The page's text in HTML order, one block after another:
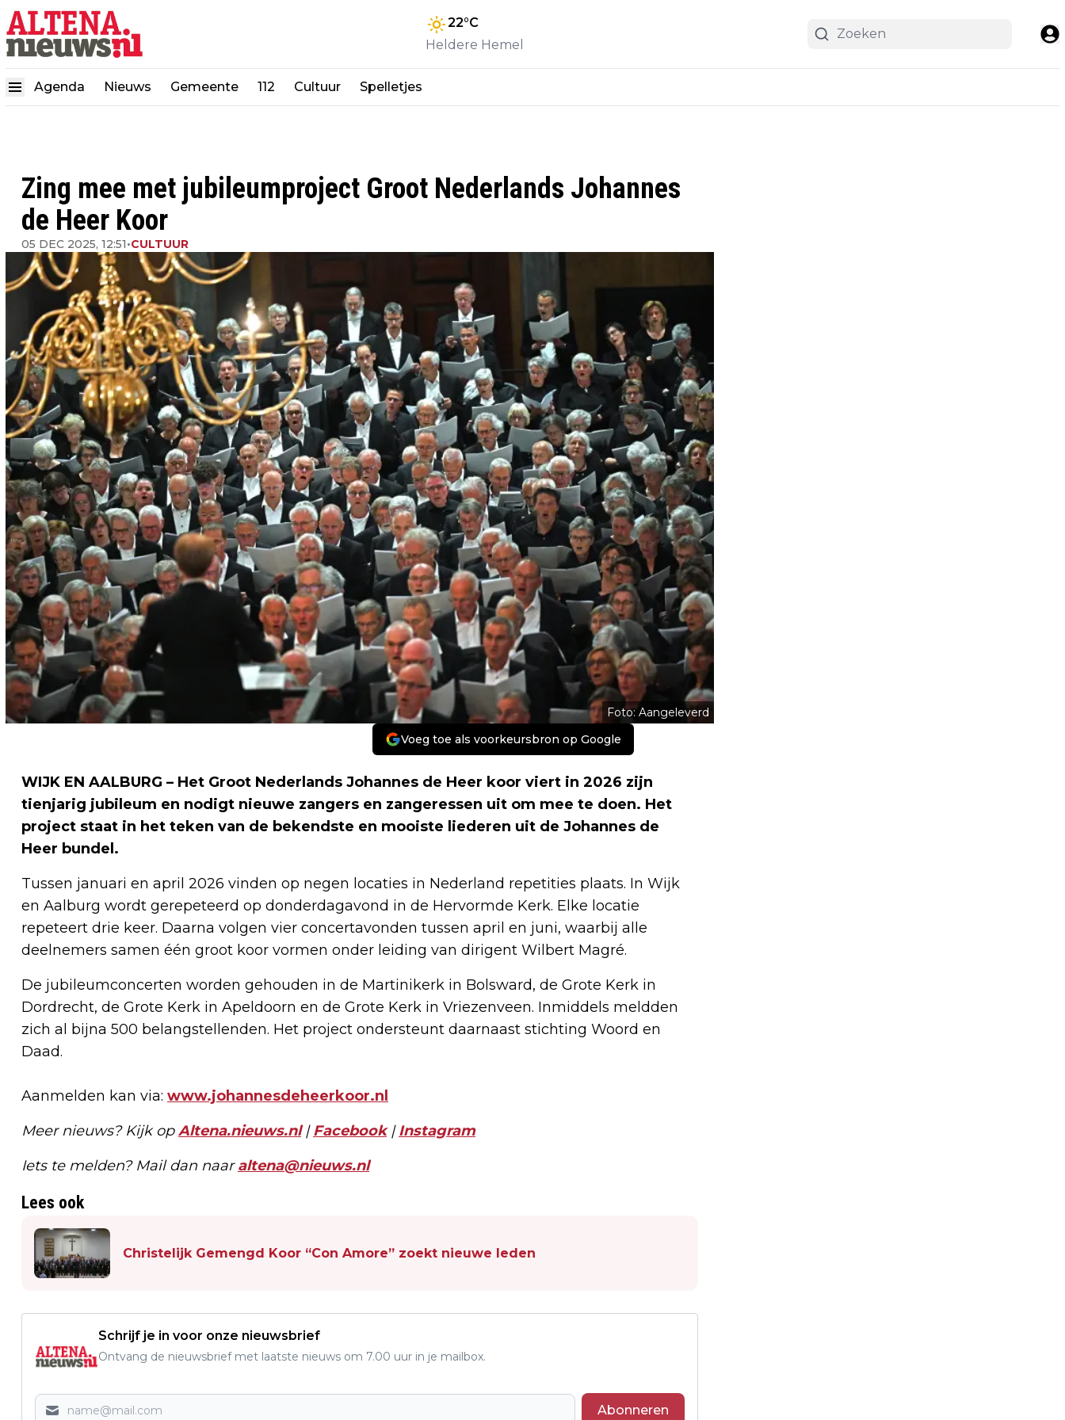
22°C
Heldere Hemel
Agenda Nieuws Gemeente 112 Cultuur Spelletjes
Zing mee met jubileumproject Groot Nederlands Johannes
de Heer Koor
05 DEC 2025, 12:51•CULTUUR
Foto: Aangeleverd
Voeg toe als voorkeursbron op Google
WIJK EN AALBURG – Het Groot Nederlands Johannes de Heer koor viert in 2026 zijn
tienjarig jubileum en nodigt nieuwe zangers en zangeressen uit om mee te doen. Het
project staat in het teken van de bekendste en mooiste liederen uit de Johannes de
Heer bundel.
Tussen januari en april 2026 vinden op negen locaties in Nederland repetities plaats. In Wijk
en Aalburg wordt gerepeteerd op donderdagavond in de Hervormde Kerk. Elke locatie
repeteert drie keer. Daarna volgen vier concertavonden tussen april en juni, waarbij alle
deelnemers samen één groot koor vormen onder leiding van dirigent Wilbert Magré.
De jubileumconcerten worden gehouden in de Martinikerk in Bolsward, de Grote Kerk in
Dordrecht, de Grote Kerk in Apeldoorn en de Grote Kerk in Vriezenveen. Inmiddels meldden
zich al bijna 500 belangstellenden. Het project ondersteunt daarnaast stichting Woord en
Daad.
Aanmelden kan via: www.johannesdeheerkoor.nl
Meer nieuws? Kijk opAltena.nieuws.nl|Facebook|Instagram
Iets te melden? Mail dan naaraltena@nieuws.nl
Lees ook
Christelijk Gemengd Koor “Con Amore” zoekt nieuwe leden
Schrijf je in voor onze nieuwsbrief
Ontvang de nieuwsbrief met laatste nieuws om 7.00 uur in je mailbox.
Abonneren